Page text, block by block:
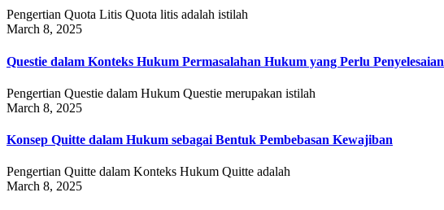
Pengertian Quota Litis Quota litis adalah istilah
March 8, 2025
Questie dalam Konteks Hukum Permasalahan Hukum yang Perlu Penyelesaian
Pengertian Questie dalam Hukum Questie merupakan istilah
March 8, 2025
Konsep Quitte dalam Hukum sebagai Bentuk Pembebasan Kewajiban
Pengertian Quitte dalam Konteks Hukum Quitte adalah
March 8, 2025